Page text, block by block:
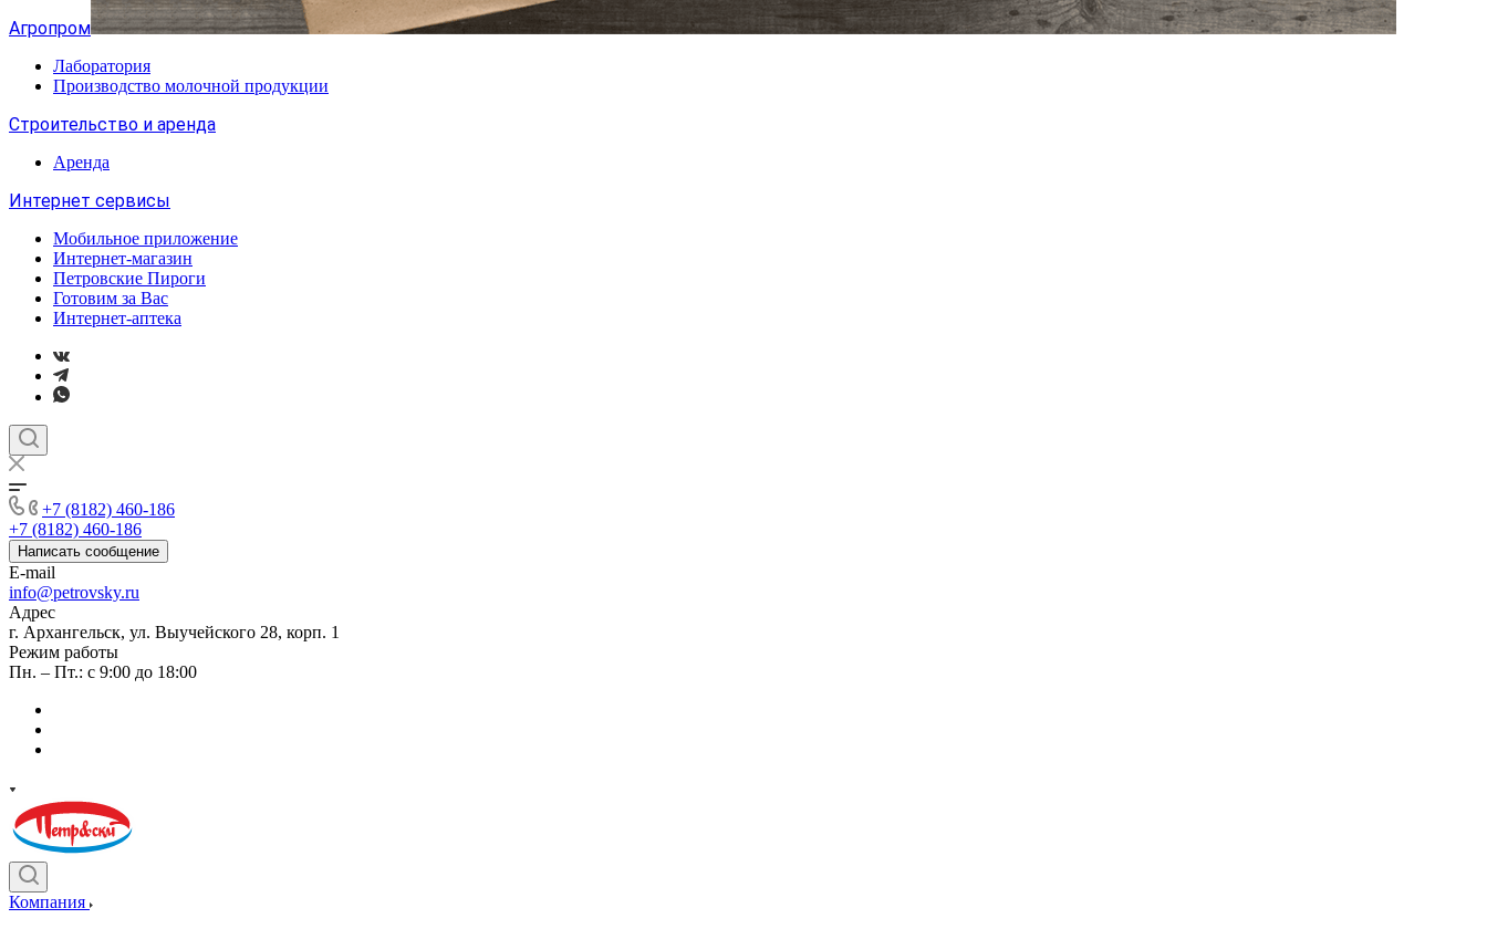
Агропром
Лаборатория
Производство молочной продукции
Строительство и аренда
Аренда
Интернет сервисы
Мобильное приложение
Интернет-магазин
Петровские Пироги
Готовим за Вас
Интернет-аптека
+7 (8182) 460-186
+7 (8182) 460-186
Написать сообщение
E-mail
info@petrovsky.ru
Адрес
г. Архангельск, ул. Выучейского 28, корп. 1
Режим работы
Пн. – Пт.: с 9:00 до 18:00
Компания